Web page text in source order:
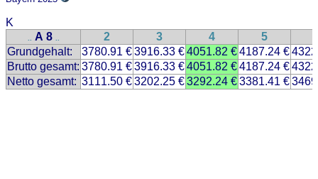
K
.. A 8 .. 2 3 4 5
Grundgehalt:
3780.91 €3916.33 €4051.82 €4187.24 €
Brutto gesamt: 3780.91 €3916.33 €4051.82 €4187.24 €
Netto gesamt: 3111.50 €3202.25 €3292.24 €3381.41 €